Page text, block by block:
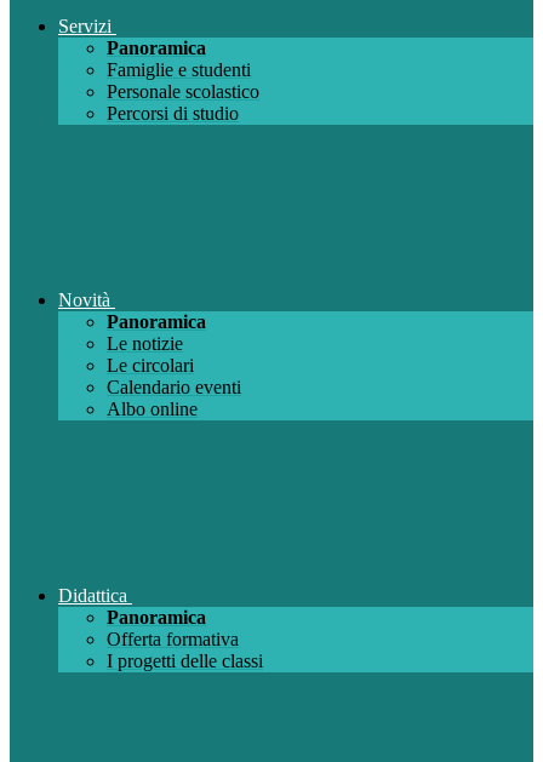
Servizi
Panoramica
Famiglie e studenti
Personale scolastico
Percorsi di studio
Novità
Panoramica
Le notizie
Le circolari
Calendario eventi
Albo online
Didattica
Panoramica
Offerta formativa
I progetti delle classi